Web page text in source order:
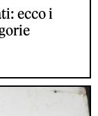
ecco i